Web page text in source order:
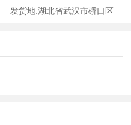
发货地:湖北省武汉市硚口区